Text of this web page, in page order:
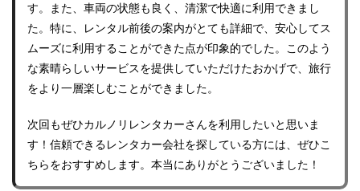
す。また、車両の状態も良く、清潔で快適に利用できまし
た。特に、レンタル前後の案内がとても詳細で、安心してス
ムーズに利用することができた点が印象的でした。このよう
な素晴らしいサービスを提供していただけたおかげで、旅行
をより一層楽しむことができました。
次回もぜひカルノリレンタカーさんを利用したいと思いま
す！信頼できるレンタカー会社を探している方には、ぜひこ
ちらをおすすめします。本当にありがとうございました！